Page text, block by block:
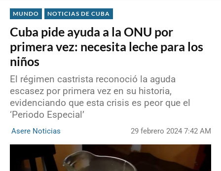
MUNDO NOTICIAS DE CUBA
Cuba pide ayuda a la ONU por
primera vez: necesita leche para los
niños
El régimen castrista reconoció la aguda
escasez por primera vez en su historia,
evidenciando que esta crisis es peor que el
‘Periodo Especial’
Asere Noticias 29 febrero 2024 7:42 AM